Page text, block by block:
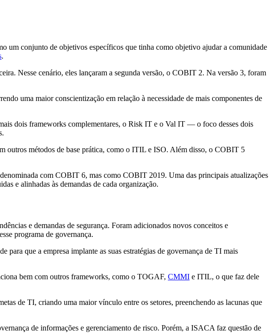
conjunto de objetivos específicos que tinha como objetivo ajudar a comunidade
.
Nesse cenário, eles lançaram a segunda versão, o COBIT 2. Na versão 3, foram
uma maior conscientização em relação à necessidade de mais componentes de
dois frameworks complementares, o Risk IT e o Val IT — o foco desses dois
outros métodos de base prática, como o ITIL e ISO. Além disso, o COBIT 5
com COBIT 6, mas como COBIT 2019. Uma das principais atualizações
e alinhadas às demandas de cada organização.
e demandas de segurança. Foram adicionados novos conceitos e
programa de governança.
que a empresa implante as suas estratégias de governança de TI mais
bem com outros frameworks, como o TOGAF, CMMI e ITIL, o que faz dele
de TI, criando uma maior vínculo entre os setores, preenchendo as lacunas que
de informações e gerenciamento de risco. Porém, a ISACA faz questão de